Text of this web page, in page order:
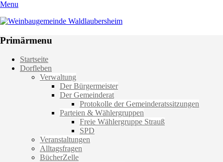
Menu
Weinbaugemeinde Waldlaubersheim
Primärmenu
Weiter
zum
Startseite
Dorfleben
Verwaltung
Der Bürgermeister
Der Gemeinderat
Protokolle der Gemeinderatssitzungen
Parteien & Wählergruppen
Freie Wählergruppe Strauß
SPD
Veranstaltungen
Alltagsfragen
BücherZelle